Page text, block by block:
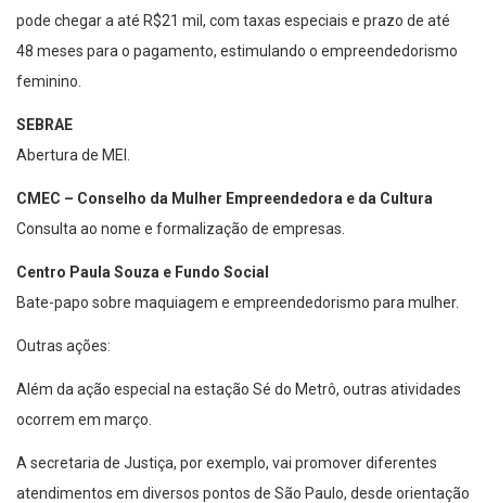
pode chegar a até R$21 mil, com taxas especiais e prazo de até
48 meses para o pagamento, estimulando o empreendedorismo
feminino.
SEBRAE
Abertura de MEI.
CMEC – Conselho da Mulher Empreendedora e da Cultura
Consulta ao nome e formalização de empresas.
Centro Paula Souza e Fundo Social
Bate-papo sobre maquiagem e empreendedorismo para mulher.
Outras ações:
Além da ação especial na estação Sé do Metrô, outras atividades
ocorrem em março.
A secretaria de Justiça, por exemplo, vai promover diferentes
atendimentos em diversos pontos de São Paulo, desde orientação